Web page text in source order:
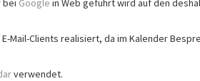
bei Google in Web geführt wird auf den
Mail-Clients realisiert, da im Kalender
verwendet.